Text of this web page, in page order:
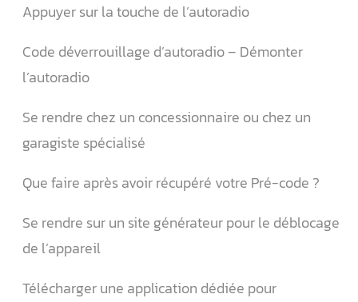
Appuyer sur la touche de l’autoradio
Code déverrouillage d’autoradio – Démonter
l’autoradio
Se rendre chez un concessionnaire ou chez un
garagiste spécialisé
Que faire après avoir récupéré votre Pré-code ?
Se rendre sur un site générateur pour le déblocage
de l’appareil
Télécharger une application dédiée pour